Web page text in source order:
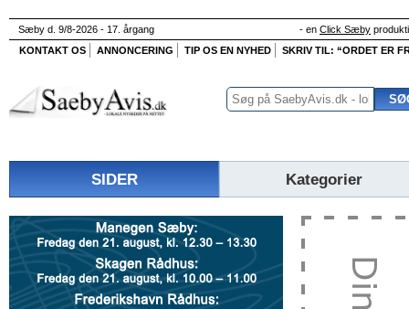
Sæby d. 9/8-2026 - 17. årgang - en Click Sæby
KONTAKT OS
ANNONCERING TIP OS EN NYHED SKRIV TIL: “ORDET ER
SIDER Kategorier